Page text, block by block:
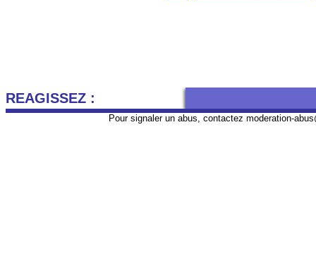
REAGISSEZ :
Pour signaler un abus, contactez moderation-